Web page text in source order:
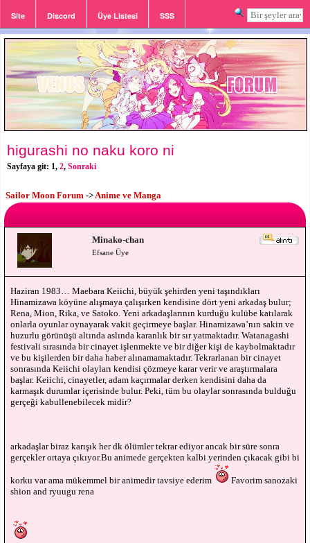
Site Discord Üye Listesi SSS
Giriş Kayıt
higurashi no naku koro ni
Sayfaya git: 1, 2, Sonraki
Sailor Moon Forum -> Anime ve Manga
Minako-chan
Efsane Üye
Haziran 1983… Maebara Keiichi, büyük şehirden yeni taşındıkları
Hinamizawa köyüne alışmaya çalışırken kendisine dört yeni arkadaş bulur;
Rena, Mion, Rika, ve Satoko. Yeni arkadaşlarının kurduğu kulübe katılarak
onlarla oyunlar oynayarak vakit geçirmeye başlar. Hinamizawa’nın sakin ve
huzurlu görünüşü altında aslında karanlık bir sır yatmaktadır. Watanagashi
festivali sırasında bir cinayet işlenmekte ve bir diğer kişi de kaybolmaktadır
ve bu kişilerden bir daha haber alınamamaktadır. Tekrarlanan bir cinayet
sonrasında Keiichi olayları kendisi çözmeye karar verir ve araştırmalara
başlar. Keiichi, cinayetler, adam kaçırmalar derken kendisini daha da
karmaşık durumlar içerisinde bulur. Peki, tüm bu olaylar sonrasında bulduğu
gerçeği kabullenebilecek midir?
arkadaşlar biraz karışık her dk ölümler tekrar ediyor ancak bir süre sonra
gerçekler ortaya çıkıyor.Bu animede gerçekten kalbi yerinden çıkacak gibi bi
korku var ama mükemmel bir animedir tavsiye ederim
Favorim sanozaki
shion and ryuugu rena